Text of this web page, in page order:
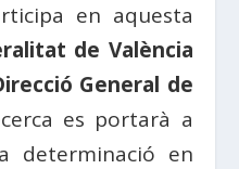
en aquesta
de València
General de
es portarà a
determinació en